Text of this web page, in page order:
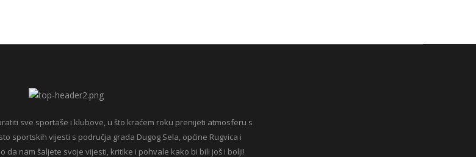
sve sportaše i klubove, u što kraćem roku prenijeti atmosferu s
sportskih vijesti s područja grada Dugog Sela, općine Rugvica i
da nam šaljete svoje vijesti, kritike i pohvale kako bi bili još i bolji!